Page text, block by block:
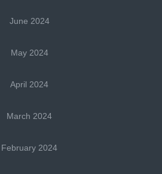
June 2024
May 2024
April 2024
March 2024
February 2024